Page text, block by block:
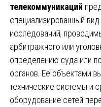
телекоммуникаций
специализированный
исследований,
арбитражного или
определению суда или
органов. Её объектами
технические системы и
оборудование сетей